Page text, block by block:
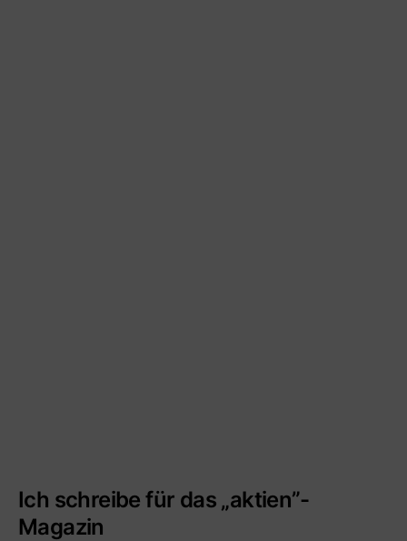
Ich schreibe für das „aktien”-
Magazin